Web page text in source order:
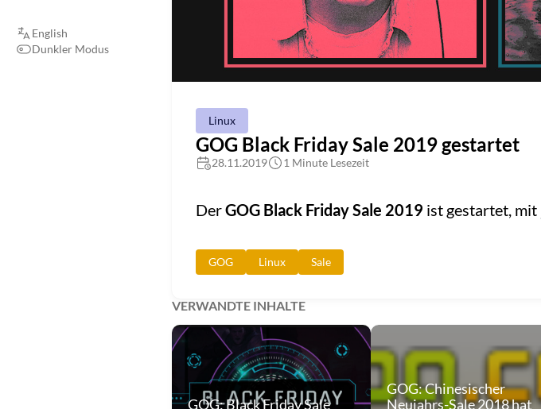
English
Dunkler Modus
Linux
GOG Black Friday Sale 2019 gestartet
28.11.2019 1 Minute Lesezeit
DerGOG Black Friday Sale 2019 ist gestartet, mit
GOG Linux Sale
VERWANDTE INHALTE
GOG: Black Friday Sale
GOG: Chinesischer
Neujahrs-Sale 2018 hat